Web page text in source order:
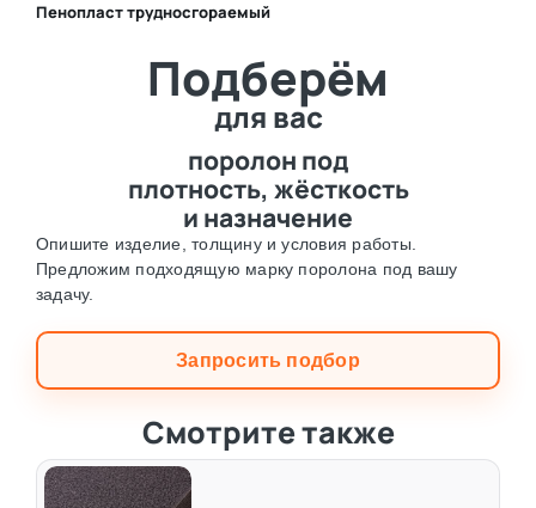
Пенопласт трудносгораемый
Подберём
для вас
поролон под
плотность, жёсткость
и назначение
Опишите изделие, толщину и условия работы.
Предложим подходящую марку поролона под вашу
задачу.
Запросить подбор
Смотрите также